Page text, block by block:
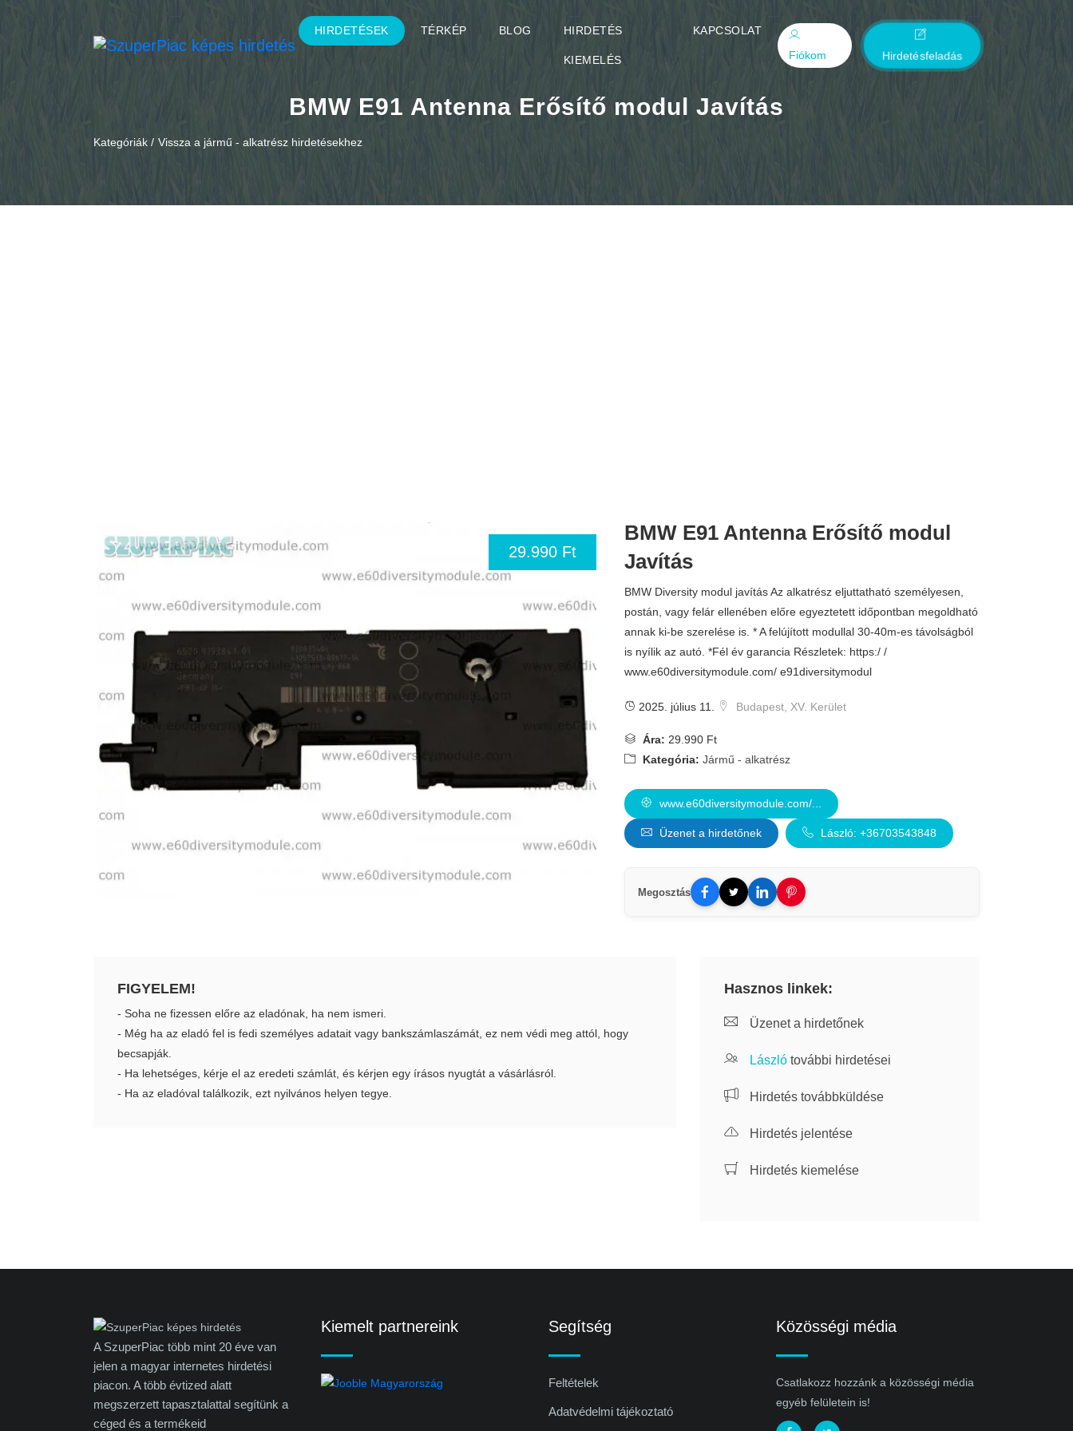
HIRDETÉSEK TÉRKÉP BLOG HIRDETÉS
KIEMELÉS
KAPCSOLAT
Fiókom
Hirdetésfeladás
BMW E91 Antenna Erősítő modul Javítás
Kategóriák / Vissza a jármű - alkatrész hirdetésekhez
29.990 Ft
BMW E91 Antenna Erősítő modul
Javítás
BMW Diversity modul javítás Az alkatrész eljuttatható személyesen,
postán, vagy felár ellenében előre egyeztetett időpontban megoldható
annak ki-be szerelése is. * A felújított modullal 30-40m-es távolságból
is nyílik az autó. *Fél év garancia Részletek: https:/ /
www.e60diversitymodule.com/ e91diversitymodul
2025. július 11. Budapest, XV. Kerület
Ára: 29.990 Ft
Kategória: Jármű - alkatrész
www.e60diversitymodule.com/...
Üzenet a hirdetőnek László: +36703543848
Megosztás
FIGYELEM!
- Soha ne fizessen előre az eladónak, ha nem ismeri.
- Még ha az eladó fel is fedi személyes adatait vagy bankszámlaszámát, ez nem védi meg attól, hogy
becsapják.
- Ha lehetséges, kérje el az eredeti számlát, és kérjen egy írásos nyugtát a vásárlásról.
- Ha az eladóval találkozik, ezt nyilvános helyen tegye.
Hasznos linkek:
Üzenet a hirdetőnek
László további hirdetései
Hirdetés továbbküldése
Hirdetés jelentése
Hirdetés kiemelése
A SzuperPiac több mint 20 éve van
jelen a magyar internetes hirdetési
piacon. A több évtized alatt
megszerzett tapasztalattal segítünk a
céged és a termékeid
Kiemelt partnereink Segítség
Feltételek
Adatvédelmi tájékoztató
Közösségi média
Csatlakozz hozzánk a közösségi média
egyéb felületein is!